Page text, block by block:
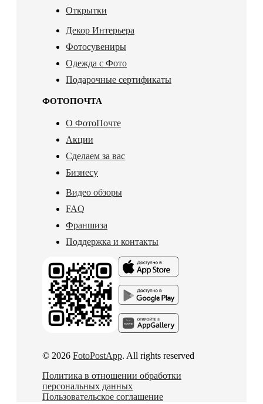
Открытки
Декор Интерьера
Фотосувениры
Одежда с Фото
Подарочные сертификаты
ФОТОПОЧТА
О ФотоПочте
Акции
Сделаем за вас
Бизнесу
Видео обзоры
FAQ
Франшиза
Поддержка и контакты
© 2026 FotoPostApp. All rights reserved
Политика в отношении обработки
персональных данных
Пользовательское соглашение